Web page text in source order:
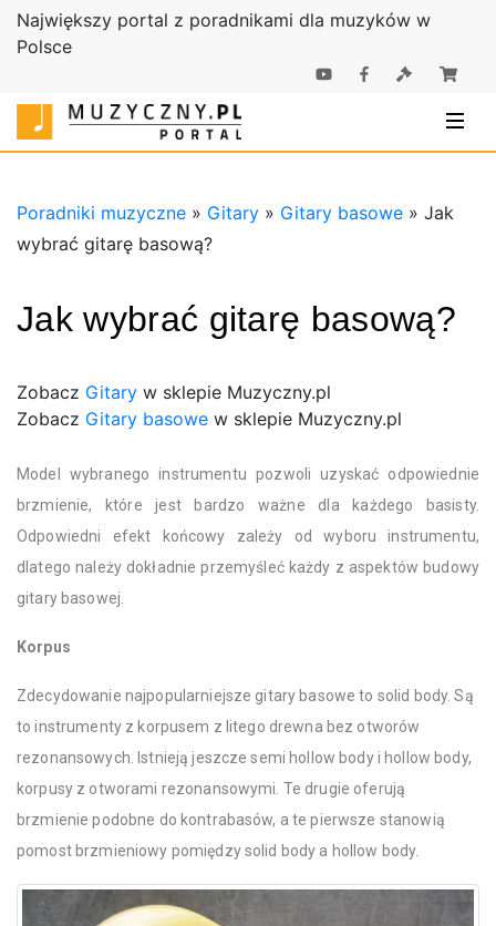
Największy portal z poradnikami dla muzyków w
Polsce
Sklep
muzyczne |
Poradniki muzyczne » Gitary » Gitary basowe » Jak
wybrać gitarę basową?
Jak wybrać gitarę basową?
Zobacz Gitary w sklepie Muzyczny.pl
Zobacz Gitary basowe w sklepie Muzyczny.pl
Model wybranego instrumentu pozwoli uzyskać odpowiednie
brzmienie, które jest bardzo ważne dla każdego basisty.
Odpowiedni efekt końcowy zależy od wyboru instrumentu,
dlatego należy dokładnie przemyśleć każdy z aspektów budowy
gitary basowej.
Korpus
Zdecydowanie najpopularniejsze gitary basowe to solid body. Są
to instrumenty z korpusem z litego drewna bez otworów
rezonansowych. Istnieją jeszcze semi hollow body i hollow body,
korpusy z otworami rezonansowymi. Te drugie oferują
brzmienie podobne do kontrabasów, a te pierwsze stanowią
pomost brzmieniowy pomiędzy solid body a hollow body.